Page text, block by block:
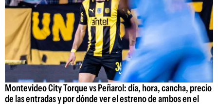
Montevideo City Torque vs Peñarol: día, hora, cancha, precio
de las entradas y por dónde ver el estreno de ambos en el